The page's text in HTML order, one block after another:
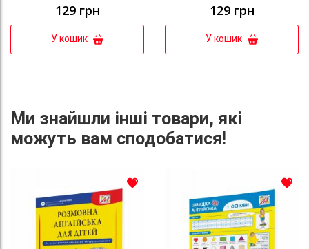
“Дзеркальний текст”)
129 грн
У кошик
129 грн
У кошик
Ми знайшли інші товари, які
можуть вам сподобатися!
До списку бажань